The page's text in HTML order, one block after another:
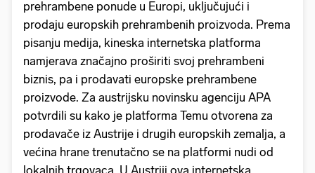
prehrambene ponude u Europi, uključujući i
prodaju europskih prehrambenih proizvoda. Prema
pisanju medija, kineska internetska platforma
namjerava značajno proširiti svoj prehrambeni
biznis, pa i prodavati europske prehrambene
proizvode. Za austrijsku novinsku agenciju APA
potvrdili su kako je platforma Temu otvorena za
prodavače iz Austrije i drugih europskih zemalja, a
većina hrane trenutačno se na platformi nudi od